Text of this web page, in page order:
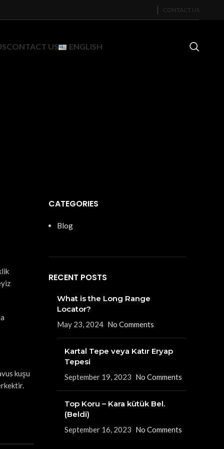
CONTACT US
CONTACT US ENGLISH
kuşu
CATEGORIES
Blog
RECENT POSTS
What is the Long Range
Locator?
May 23, 2024 No Comments
Kartal Tepe veya Katır Eryap
Tepesi
September 19, 2023 No Comments
Top Koru – Kara kütük Bel.
(Beldi)
September 16, 2023 No Comments